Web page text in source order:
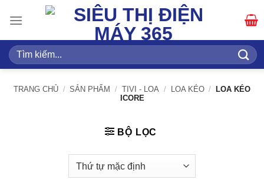
qua
dung
Tìm
kiếm:
TRANG CHỦ / SẢN PHẨM / TIVI - LOA / LOA KÉO /
LOA KÉO
ICORE
BỘ LỌC